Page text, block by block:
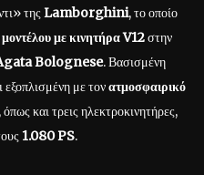
της Lamborghini, το οποίο
με κινητήρα V12στην
Bolognese. Βασισμένη
εξοπλισμένη με τονατμοσφαιρικό
όπως και τρεις ηλεκτροκινητήρες,
1.080 PS.